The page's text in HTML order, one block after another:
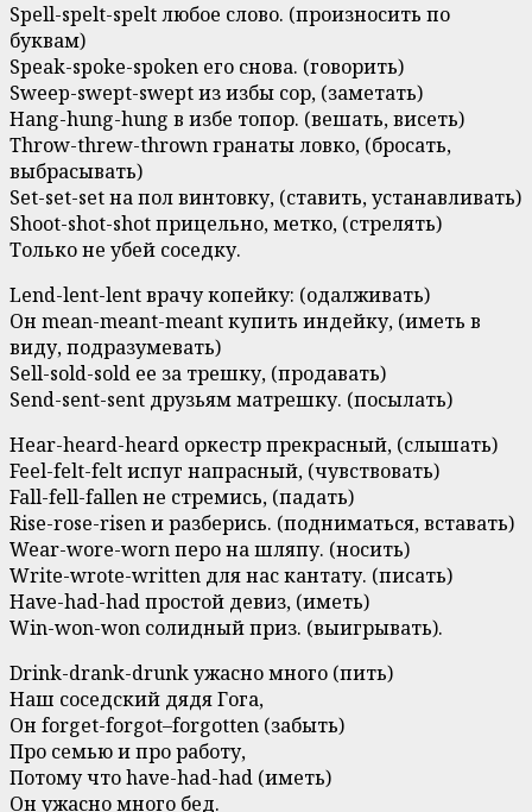
Spell-spelt-spelt любое слово. (произносить по
буквам)
Speak-spoke-spoken его снова. (говорить)
Sweep-swept-swept из избы сор, (заметать)
Hang-hung-hung в избе топор. (вешать, висеть)
Throw-threw-thrown гранаты ловко, (бросать,
выбрасывать)
Set-set-set на пол винтовку, (ставить, устанавливать)
Shoot-shot-shot прицельно, метко, (стрелять)
Только не убей соседку.
Lend-lent-lent врачу копейку: (одалживать)
Он mean-meant-meant купить индейку, (иметь в
виду, подразумевать)
Sell-sold-sold ее за трешку, (продавать)
Send-sent-sent друзьям матрешку. (посылать)
Hear-heard-heard оркестр прекрасный, (слышать)
Feel-felt-felt испуг напрасный, (чувствовать)
Fall-fell-fallen не стремись, (падать)
Rise-rose-risen и разберись. (подниматься, вставать)
Wear-wore-worn перо на шляпу. (носить)
Write-wrote-written для нас кантату. (писать)
Have-had-had простой девиз, (иметь)
Win-won-won солидный приз. (выигрывать).
Drink-drank-drunk ужасно много (пить)
Наш соседский дядя Гога,
Он forget-forgot–forgotten (забыть)
Про семью и про работу,
Потому что have-had-had (иметь)
Он ужасно много бед.